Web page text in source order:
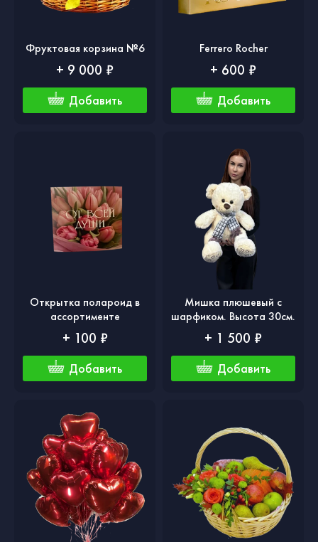
Фруктовая корзина №6
+ 9 000 ₽
Добавить
Ferrero Rocher
+ 600 ₽
Добавить
Открытка полароид в
ассортименте
+ 100 ₽
Добавить
Мишка плюшевый с
шарфиком. Высота 30см.
+ 1 500 ₽
Добавить